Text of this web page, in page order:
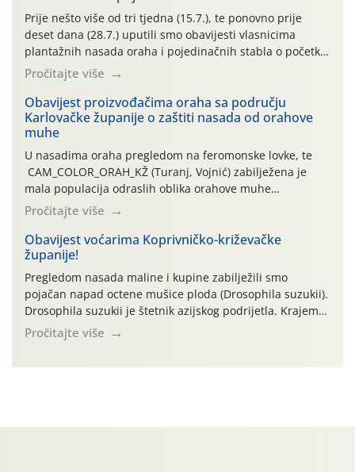
Prije nešto više od tri tjedna (15.7.), te ponovno prije
deset dana (28.7.) uputili smo obavijesti vlasnicima
plantažnih nasada oraha i pojedinačnih stabla o početku
leta i ovogodišnjoj potrebi usmjerenog suzbijanja
orahove muhe (Rhagoletis completa)! Već dvanaest dana
traje drugi ovogodišnji “toplinski udar”, koji naročito
izražen zadnja šest dana (31.7.-05.8.), jer najviše
temperature zraka svakodnevno […]
Pročitajte više
Obavijest proizvođačima oraha sa području
Karlovačke županije o zaštiti nasada od orahove
muhe
U nasadima oraha pregledom na feromonske lovke, te
CAM_COLOR_ORAH_KŽ (Turanj, Vojnić) zabilježena je
mala populacija odraslih oblika orahove muhe
(Rhagoletis completa). Niska brojnost može se objasniti
činjenicom da je riječ o mladim nasadima s vrlo malim
urodom, što je povezano i s manjim brojem prezimjelih
jedinki. U starijim nasadima, na žutim ljepljivim Rebell
pločama s […]
Pročitajte više
Obavijest voćarima Koprivničko-križevačke
županije!
Pregledom nasada maline i kupine zabilježili smo
pojačan napad octene mušice ploda (Drosophila suzukii).
Drosophila suzukii je štetnik azijskog podrijetla. Krajem
2010. godine prvi puta je registriran u Hrvatskoj, a u
rujnu 2016. godine na našem su području zabilježene
Pročitajte više